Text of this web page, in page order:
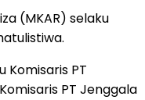
(MKAR) selaku
Komisaris PT
PT Jenggala